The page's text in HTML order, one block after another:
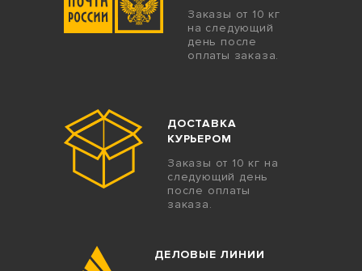
Заказы от 10 кг
на следующий
день после
оплаты заказа.
ДОСТАВКА
КУРЬЕРОМ
Заказы от 10 кг на
следующий день
после оплаты
заказа.
ДЕЛОВЫЕ ЛИНИИ